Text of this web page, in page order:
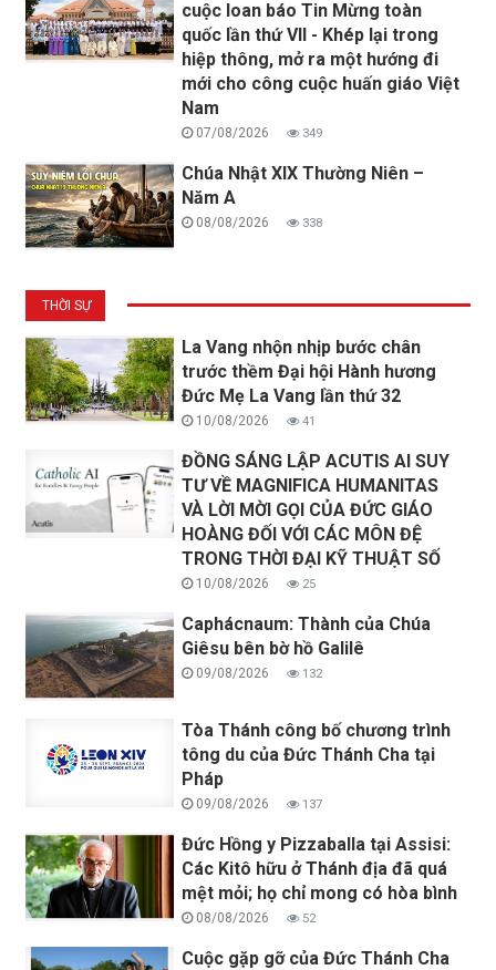
cuộc loan báo Tin Mừng toàn
quốc lần thứ VII - Khép lại trong
hiệp thông, mở ra một hướng đi
mới cho công cuộc huấn giáo Việt
Nam
07/08/2026 349
Chúa Nhật XIX Thường Niên –
Năm A
08/08/2026 338
THỜI SỰ
La Vang nhộn nhịp bước chân
trước thềm Đại hội Hành hương
Đức Mẹ La Vang lần thứ 32
10/08/2026 41
ĐỒNG SÁNG LẬP ACUTIS AI SUY
TƯ VỀ MAGNIFICA HUMANITAS
VÀ LỜI MỜI GỌI CỦA ĐỨC GIÁO
HOÀNG ĐỐI VỚI CÁC MÔN ĐỆ
TRONG THỜI ĐẠI KỸ THUẬT SỐ
10/08/2026 25
Caphácnaum: Thành của Chúa
Giêsu bên bờ hồ Galilê
09/08/2026 132
Tòa Thánh công bố chương trình
tông du của Đức Thánh Cha tại
Pháp
09/08/2026 137
Đức Hồng y Pizzaballa tại Assisi:
Các Kitô hữu ở Thánh địa đã quá
mệt mỏi; họ chỉ mong có hòa bình
08/08/2026 52
Cuộc gặp gỡ của Đức Thánh Cha